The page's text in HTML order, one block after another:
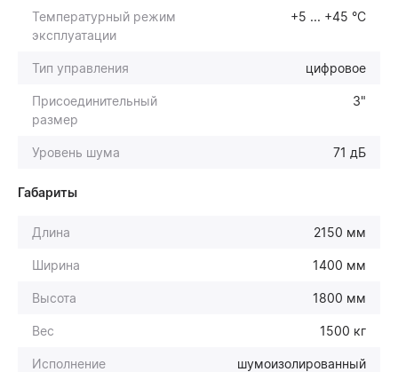
Температурный режим
эксплуатации
+5 ... +45 °С
Тип управления цифровое
Присоединительный
размер
3"
Уровень шума 71 дБ
Габариты
Длина 2150 мм
Ширина 1400 мм
Высота 1800 мм
Вес 1500 кг
Исполнение
шумоизолированный